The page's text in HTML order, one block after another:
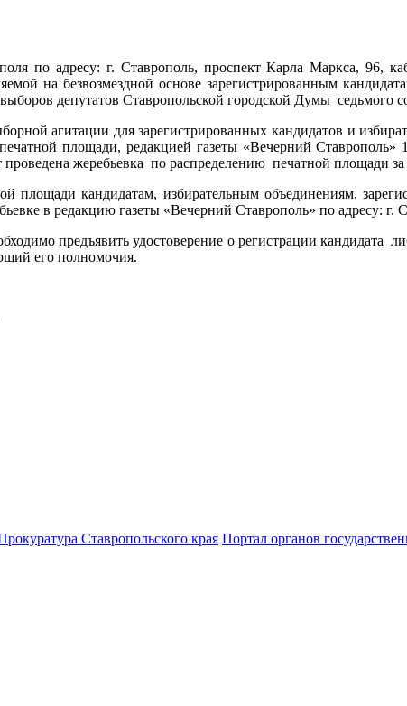
по адресу: г. Ставрополь, проспект Карла Маркса, 96,
на безвозмездной основе зарегистрированным
депутатов Ставропольской городской Думы седьмого
агитации для зарегистрированных кандидатов и
площади, редакцией газеты «Вечерний Ставрополь»
жеребьевка по распределению печатной площади за
площади кандидатам, избирательным объединениям,
в редакцию газеты «Вечерний Ставрополь» по адресу:
предъявить удостоверение о регистрации кандидата
его полномочия.
Ставропольского края Портал органов